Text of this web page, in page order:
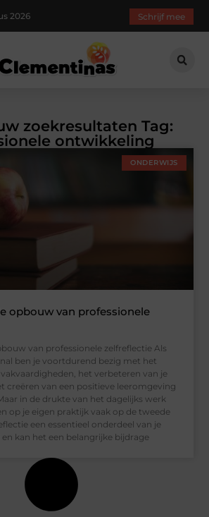
2026 Schrijf mee
zoekresultaten Tag:
ontwikkeling
ONDERWIJS
opbouw van professionele
van professionele zelfreflectie Als
ben je voortdurend bezig met het
het verbeteren van je
creëren van een positieve leeromgeving
in de drukte van het dagelijks werk
op je eigen praktijk vaak op de tweede
een essentieel onderdeel van je
kan het een belangrijke bijdrage